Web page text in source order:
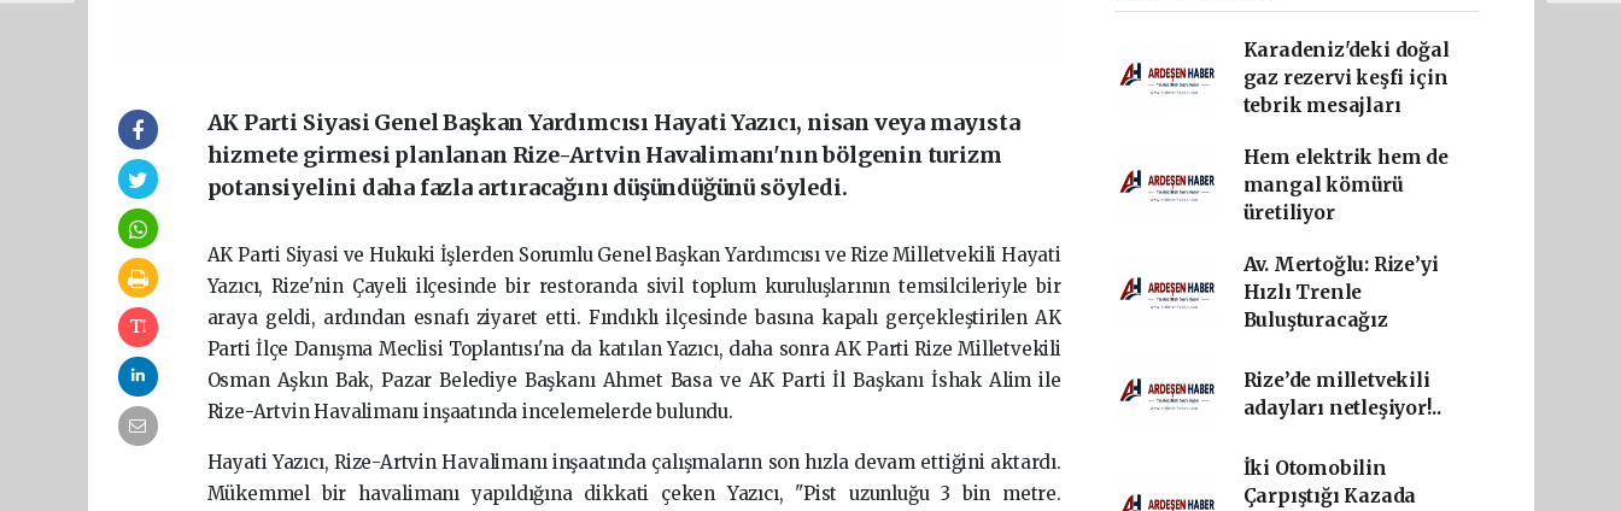
AK Parti Siyasi Genel Başkan Yardımcısı Hayati Yazıcı, nisan veya mayısta
hizmete girmesi planlanan Rize-Artvin Havalimanı'nın bölgenin turizm
potansiyelini daha fazla artıracağını düşündüğünü söyledi.
AK Parti Siyasi ve Hukuki İşlerden Sorumlu Genel Başkan Yardımcısı ve Rize Milletvekili Hayati
Yazıcı, Rize'nin Çayeli ilçesinde bir restoranda sivil toplum kuruluşlarının temsilcileriyle bir
araya geldi, ardından esnafı ziyaret etti. Fındıklı ilçesinde basına kapalı gerçekleştirilen AK
Parti İlçe Danışma Meclisi Toplantısı'na da katılan Yazıcı, daha sonra AK Parti Rize Milletvekili
Osman Aşkın Bak, Pazar Belediye Başkanı Ahmet Basa ve AK Parti İl Başkanı İshak Alim ile
Rize-Artvin Havalimanı inşaatında incelemelerde bulundu.
Hayati Yazıcı, Rize-Artvin Havalimanı inşaatında çalışmaların son hızla devam ettiğini aktardı.
Mükemmel bir havalimanı yapıldığına dikkati çeken Yazıcı, "Pist uzunluğu 3 bin metre.
Karadeniz'deki doğal
gaz rezervi keşfi için
tebrik mesajları
Hem elektrik hem de
mangal kömürü
üretiliyor
Av. Mertoğlu: Rize’yi
Hızlı Trenle
Buluşturacağız
Rize’de milletvekili
adayları netleşiyor!..
İki Otomobilin
Çarpıştığı Kazada